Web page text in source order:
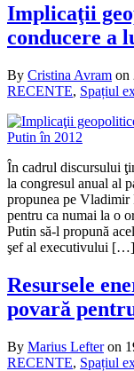
Implicaţii
conducere a
By Cristina Avram on
RECENTE, Spațiul
În cadrul discursului
la congresul anual al
propunea pe Vladimir
pentru ca numai la o
Putin să-l propună
şef al executivului […]
Resursele
povară
By Marius Lefteron
RECENTE, Spațiul